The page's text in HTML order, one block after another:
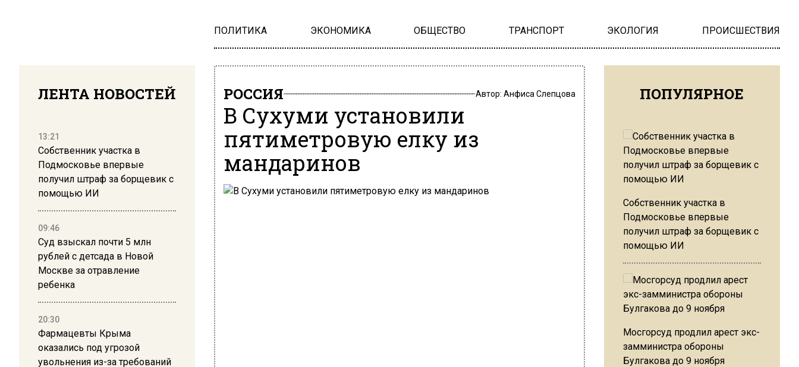
ПОЛИТИКА ЭКОНОМИКА ОБЩЕСТВО ТРАНСПОРТ ЭКОЛОГИЯ ПРОИСШЕСТВИЯ
ЛЕНТА НОВОСТЕЙ
13:21
Собственник участка в
Подмосковье впервые
получил штраф за борщевик с
помощью ИИ
09:46
Суд взыскал почти 5 млн
рублей с детсада в Новой
Москве за отравление
ребенка
20:30
Фармацевты Крыма
оказались под угрозой
увольнения из-за требований
РОССИЯ Автор: Анфиса Слепцова
В Сухуми установили
пятиметровую елку из
мандаринов
ПОПУЛЯРНОЕ
Собственник участка в
Подмосковье впервые
получил штраф за борщевик с
помощью ИИ
Мосгорсуд продлил арест экс-
замминистра обороны
Булгакова до 9 ноября